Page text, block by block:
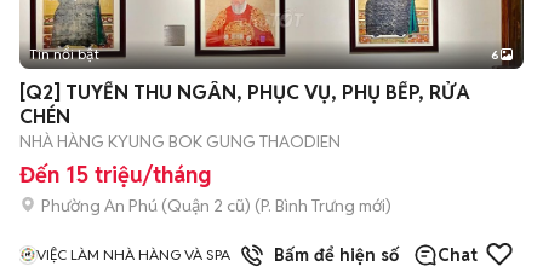
+2
Tin nổi bật 6
[Q2] TUYỂN THU NGÂN, PHỤC VỤ, PHỤ BẾP, RỬA
CHÉN
NHÀ HÀNG KYUNG BOK GUNG THAODIEN
Đến 15 triệu/tháng
Phường An Phú (Quận 2 cũ) (P. Bình Trưng mới)
VIỆC LÀM NHÀ HÀNG VÀ SPA 1đã bánBấm để hiện số Chat